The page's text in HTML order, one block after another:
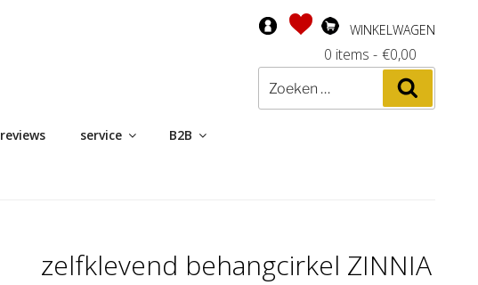
WINKELWAGEN
- €0,00
0 items
Zoeken
naar:
reviews service B2B
zelfklevend behangcirkel ZINNIA